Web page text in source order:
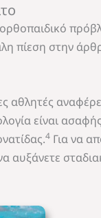
πίεση στην
αθλητές
είναι
4Για να
αυξάνετε